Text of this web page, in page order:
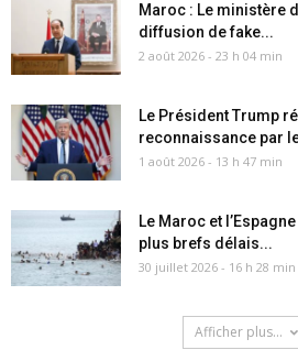
Maroc : Le ministère
diffusion de fake...
2 août 2026 - 23 h 04 min
Le Président Trump
reconnaissance par
1 août 2026 - 13 h 47 min
Le Maroc et
plus brefs délais...
30 juillet 2026 - 16 h 28 min
Afficher plus...